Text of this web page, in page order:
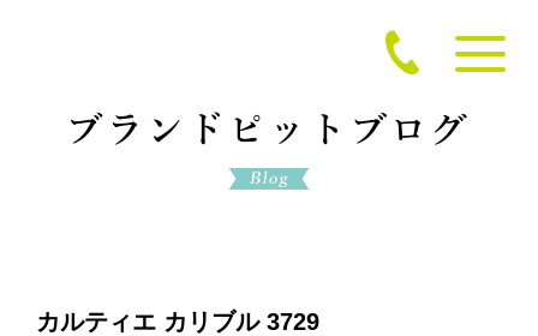
カルティエ カリブル 3729